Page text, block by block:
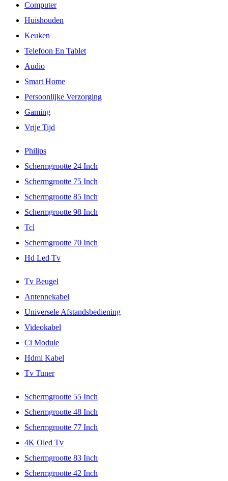
Computer
Huishouden
Keuken
Telefoon En Tablet
Audio
Smart Home
Persoonlijke Verzorging
Gaming
Vrije Tijd
Philips
Schermgrootte 24 Inch
Schermgrootte 75 Inch
Schermgrootte 85 Inch
Schermgrootte 98 Inch
Tcl
Schermgrootte 70 Inch
Hd Led Tv
Tv Beugel
Antennekabel
Universele Afstandsbediening
Videokabel
Ci Module
Hdmi Kabel
Tv Tuner
Schermgrootte 55 Inch
Schermgrootte 48 Inch
Schermgrootte 77 Inch
4K Oled Tv
Schermgrootte 83 Inch
Schermgrootte 42 Inch